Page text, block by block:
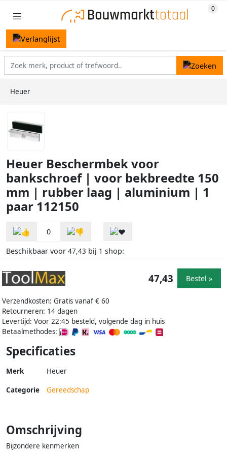
Heuer
Heuer Beschermbek voor
bankschroef | voor bekbreedte 150
mm | rubber laag | aluminium | 1
paar 112150
0
Beschikbaar voor 47,43 bij 1 shop:
Verzendkosten: Gratis vanaf € 60
Retourneren: 14 dagen
Levertijd: Voor 22:45 besteld, volgende dag in huis
Betaalmethodes:
47,43 Bestel »
Specificaties
Merk Heuer
Categorie Gereedschap
Omschrijving
Bijzondere kenmerken